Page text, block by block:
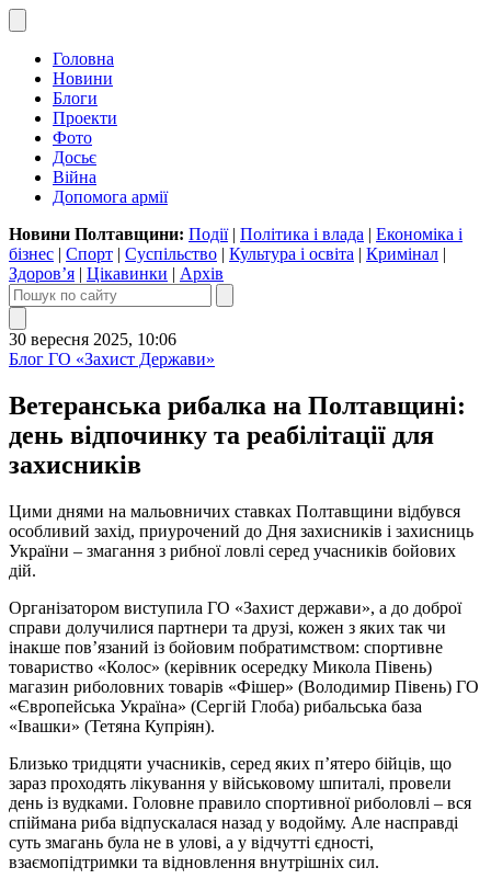
Головна
Новини
Блоги
Проекти
Фото
Досьє
Війна
Допомога армії
Новини Полтавщини: Події| Політика і влада | Економіка і
бізнес | Спорт | Суспільство | Культура і освіта | Кримінал |
Здоров’я | Цікавинки | Архів
30 вересня 2025, 10:06
Блог ГО «Захист Держави»
Ветеранська рибалка на Полтавщині:
день відпочинку та реабілітації для
захисників
Цими днями на мальовничих ставках Полтавщини відбувся
особливий захід, приурочений до Дня захисників і захисниць
України – змагання з рибної ловлі серед учасників бойових
дій.
Організатором виступила ГО «Захист держави», а до доброї
справи долучилися партнери та друзі, кожен з яких так чи
інакше пов’язаний із бойовим побратимством: спортивне
товариство «Колос» (керівник осередку Микола Півень)
магазин риболовних товарів «Фішер» (Володимир Півень) ГО
«Європейська Україна» (Сергій Глоба) рибальська база
«Івашки» (Тетяна Купріян).
Близько тридцяти учасників, серед яких п’ятеро бійців, що
зараз проходять лікування у військовому шпиталі, провели
день із вудками. Головне правило спортивної риболовлі – вся
спіймана риба відпускалася назад у водойму. Але насправді
суть змагань була не в улові, а у відчутті єдності,
взаємопідтримки та відновлення внутрішніх сил.